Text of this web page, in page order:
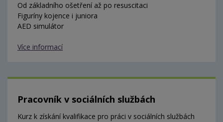
Od základního ošetření až po resuscitaci
Figuríny kojence i juniora
AED simulátor
Více informací
Pracovník v sociálních službách
Kurz k získání kvalifikace pro práci v sociálních službách